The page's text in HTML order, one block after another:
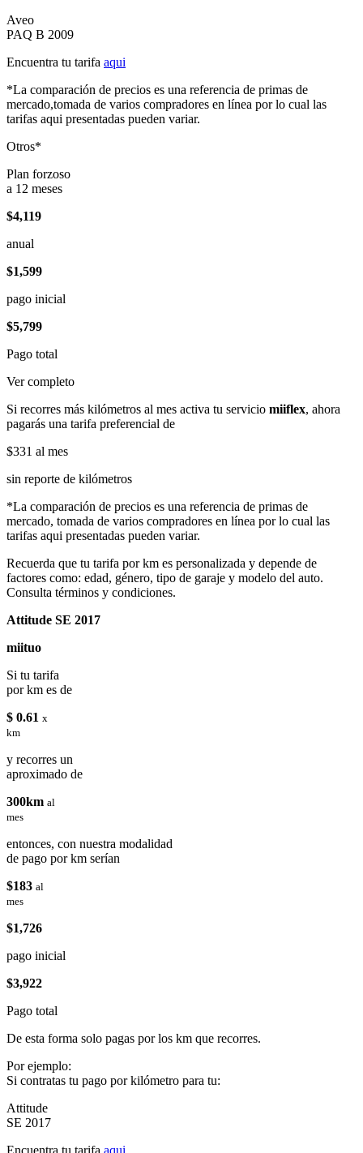
Aveo
PAQ B 2009
Encuentra tu tarifa aqui
*La comparación de precios es una referencia de primas de
mercado,tomada de varios compradores en línea por lo cual las
tarifas aqui presentadas pueden variar.
Otros*
Plan forzoso
a 12 meses
$4,119
anual
$1,599
pago inicial
$5,799
Pago total
Ver completo
Si recorres más kilómetros al mes activa tu servicio miiflex, ahora
pagarás una tarifa preferencial de
$331 al mes
sin reporte de kilómetros
*La comparación de precios es una referencia de primas de
mercado, tomada de varios compradores en línea por lo cual las
tarifas aqui presentadas pueden variar.
Recuerda que tu tarifa por km es personalizada y depende de
factores como: edad, género, tipo de garaje y modelo del auto.
Consulta términos y condiciones.
Attitude SE 2017
miituo
Si tu tarifa
por km es de
$ 0.61 x
km
y recorres un
aproximado de
300km al
mes
entonces, con nuestra modalidad
de pago por km serían
$183 al
mes
$1,726
pago inicial
$3,922
Pago total
De esta forma solo pagas por los km que recorres.
Por ejemplo:
Si contratas tu pago por kilómetro para tu:
Attitude
SE 2017
Encuentra tu tarifa aqui